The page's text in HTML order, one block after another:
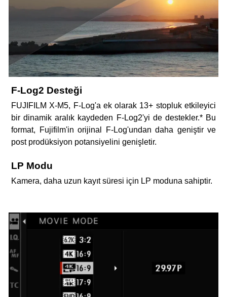
F-Log2 Desteği
FUJIFILM X-M5, F-Log'a ek olarak 13+ stopluk etkileyici
bir dinamik aralık kaydeden F-Log2'yi de destekler.* Bu
format, Fujifilm'in orijinal F-Log'undan daha geniştir ve
post prodüksiyon potansiyelini genişletir.
LP Modu
Kamera, daha uzun kayıt süresi için LP moduna sahiptir.